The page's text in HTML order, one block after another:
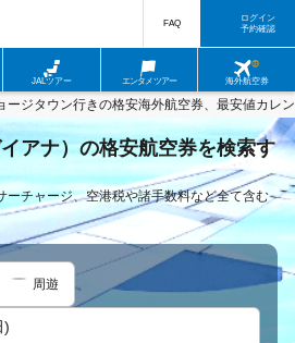
JALツアー エンタメツアー 海外航空券
FAQ
ログイン
予約確認
ージタウン行きの格安海外航空券、最安値カレ
アナ）の格安航空券を検索す
ーチャージ、空港税や諸手数料など全て含む
周遊
)